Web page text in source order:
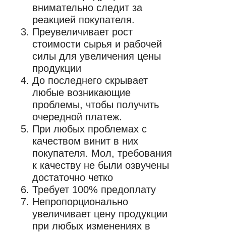
внимательно следит за
реакцией покупателя.
Преувеличивает рост
стоимости сырья и рабочей
силы для увеличения цены
продукции
До последнего скрывает
любые возникающие
проблемы, чтобы получить
очередной платеж.
При любых проблемах с
качеством винит в них
покупателя. Мол, требования
к качеству не были озвучены
достаточно четко
Требует 100% предоплату
Непропорционально
увеличивает цену продукции
при любых изменениях в